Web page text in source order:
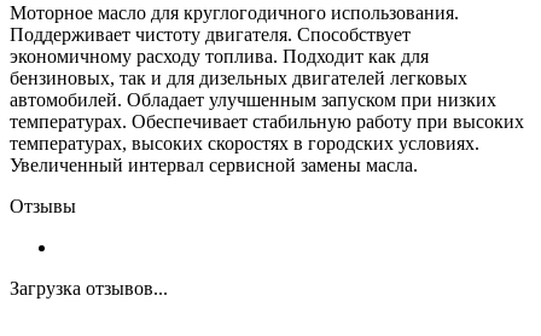
Моторное масло для круглогодичного использования.
Поддерживает чистоту двигателя. Способствует
экономичному расходу топлива. Подходит как для
бензиновых, так и для дизельных двигателей легковых
автомобилей. Обладает улучшенным запуском при низких
температурах. Обеспечивает стабильную работу при высоких
температурах, высоких скоростях в городских условиях.
Увеличенный интервал сервисной замены масла.
Отзывы
Загрузка отзывов...